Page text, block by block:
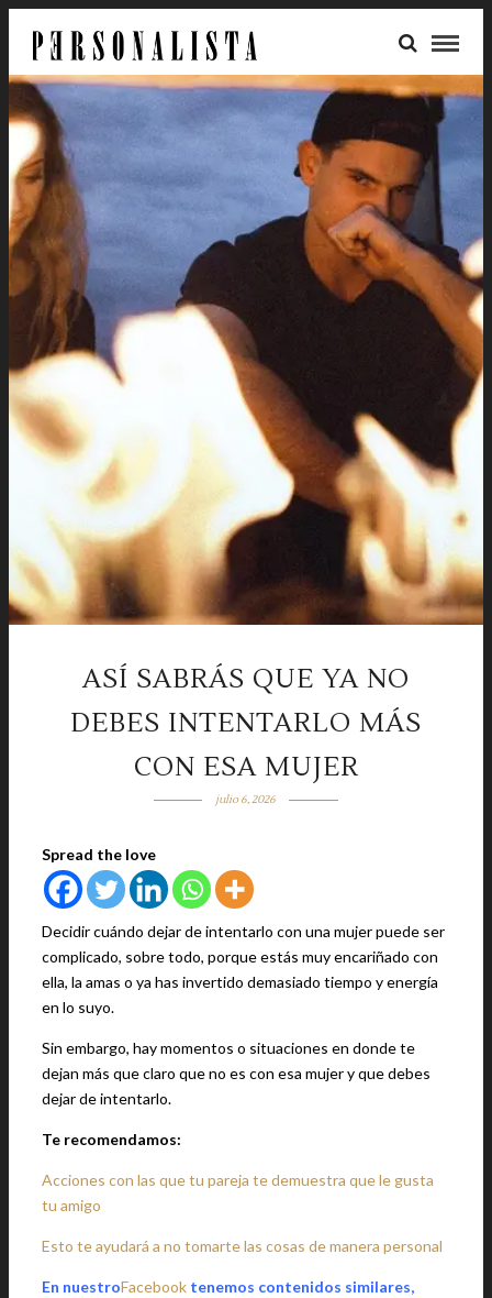
ASÍ SABRÁS QUE YA NO
DEBES INTENTARLO MÁS
CON ESA MUJER
julio 6, 2026
Spread the love
Decidir cuándo dejar de intentarlo con una mujer puede ser
complicado, sobre todo, porque estás muy encariñado con
ella, la amas o ya has invertido demasiado tiempo y energía
en lo suyo.
Sin embargo, hay momentos o situaciones en donde te
dejan más que claro que no es con esa mujer y que debes
dejar de intentarlo.
Te recomendamos:
Acciones con las que tu pareja te demuestra que le gusta
tu amigo
Esto te ayudará a no tomarte las cosas de manera personal
En nuestroFacebook tenemos contenidos similares,